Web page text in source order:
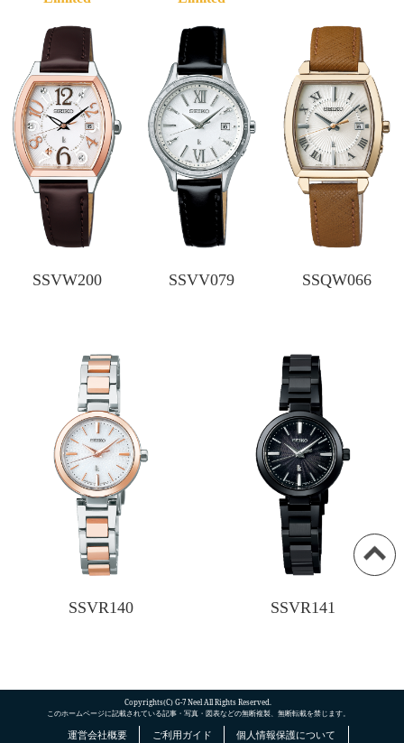
SSVW200 SSVV079 SSQW066
SSVR140 SSVR141
Copyrights(C) G-7 Neel All Rights Reserved.
このホームページに記載されている記事・写真・図表などの無断複製、無断転載を禁じます。
運営会社概要 ご利用ガイド 個人情報保護について